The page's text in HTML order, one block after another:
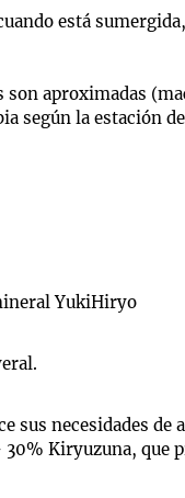
está
aproximadas
según la estación
YukiHiryo
sus necesidades
Kiryuzuna,